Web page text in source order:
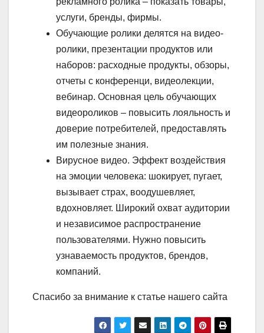
услуги, бренды, фирмы.
Обучающие ролики делятся на видео-
ролики, презентации продуктов или
наборов: расходные продукты, обзоры,
отчеты с конференци, видеолекции,
вебинар. Основная цель обучающих
видеороликов – повысить лояльность и
доверие потребителей, предоставлять
им полезные знания.
Вирусное видео. Эффект воздействия
на эмоции человека: шокирует, пугает,
вызывает страх, воодушевляет,
вдохновляет. Широкий охват аудитории
и независимое распространение
пользователями. Нужно повысить
узнаваемость продуктов, брендов,
компаний.
Спасибо за внимание к статье нашего сайта